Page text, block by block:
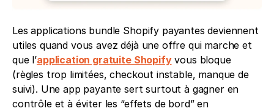
Les applications bundle Shopify payantes deviennent
utiles quand vous avez déjà une offre qui marche et
que l’application gratuite Shopify vous bloque
(règles trop limitées, checkout instable, manque de
suivi). Une app payante sert surtout à gagner en
contrôle et à éviter les “effets de bord” en